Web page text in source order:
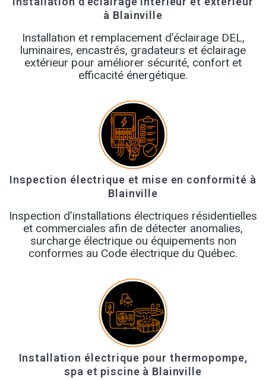
à Blainville
Installation et remplacement d’éclairage DEL,
luminaires, encastrés, gradateurs et éclairage
extérieur pour améliorer sécurité, confort et
efficacité énergétique.
Inspection électrique et mise en conformité à
Blainville
Inspection d’installations électriques résidentielles
et commerciales afin de détecter anomalies,
surcharge électrique ou équipements non
conformes au Code électrique du Québec.
Installation électrique pour thermopompe,
spa et piscine à Blainville